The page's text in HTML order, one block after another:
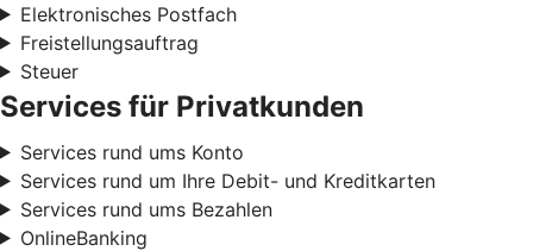
Elektronisches Postfach
Freistellungsauftrag
Steuer
Services für Privatkunden
Services rund ums Konto
Services rund um Ihre Debit- und Kreditkarten
Services rund ums Bezahlen
OnlineBanking